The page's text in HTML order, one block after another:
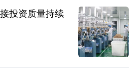
投资质量持续